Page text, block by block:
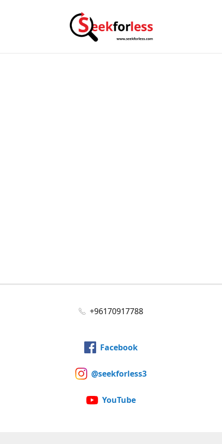
+96170917788
Facebook
@seekforless3
YouTube